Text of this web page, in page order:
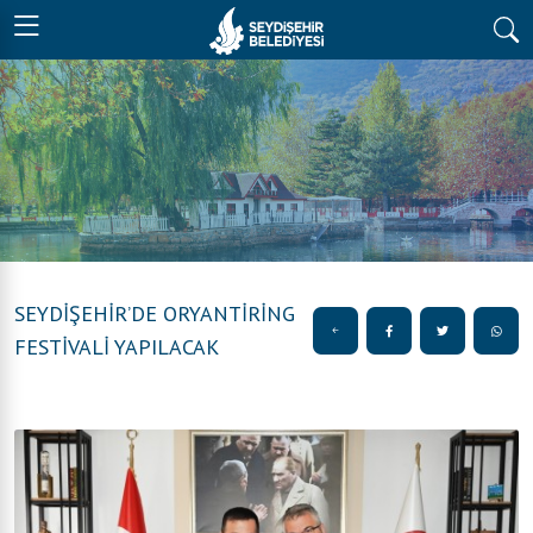
SEYDİŞEHİR’DE ORYANTİRİNG
FESTİVALİ YAPILACAK